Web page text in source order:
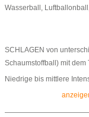
Wasserball,
SCHLAGEN von
Schaumstoffball) mit dem
Niedrige bis mittlere